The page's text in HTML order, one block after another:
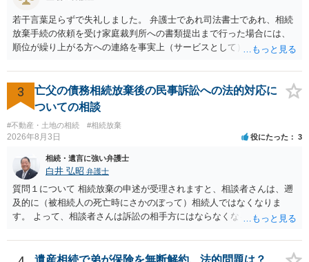
比較的短い熟慮期間のことを考えると、来週早々すぐにでも御連絡す
る方が良いでしょう。 もし法テラスが御利用になれない、あるいは時
間がない等であれば、相続を取扱分野としている弁護士を適宜探し
（WEB等で）、問い合わせてみることです。相続を扱う弁護士でも相
見積もりをとって）、一番安いところでやってもらうことに決めれ
ば、キューちゃんママさんの御希望をかなえることができるのではな
は思います。その場合、かかるのは戸籍等の取得費用と印紙代だけと
を確認し、印紙と共に家庭裁判所に提出して相続放棄申述受理通知書
を待つという流れになります。
若干言葉足らずで失礼しました。 弁護士であれ司法書士であれ、相続
放棄手続の依頼を受け家庭裁判所への書類提出まで行った場合には、
順位が繰り上がる方への連絡を事実上（サービスとして）行うことは
できない、という意味でした。
3
亡父の債務相続放棄後の民事訴訟への法的対応に
ついての相談
#不動産・土地の相続 #相続放棄
2026年8月3日 役にたった 3
相続・遺言に強い弁護士
白井 弘昭 弁護士
質問１について 相続放棄の申述が受理されますと、相談者さんは、遡
及的に（被相続人の死亡時にさかのぼって）相続人ではなくなりま
す。 よって、相談者さんは訴訟の相手方にはならなくなるので（明け
理証明を家庭裁判所で取得し、コピーを答弁書に添えて裁判所に提出
してください。 質問２について 請求棄却を求める答弁書を提出すれ
遺産相続で弟が保険を無断解約、法的問題は？